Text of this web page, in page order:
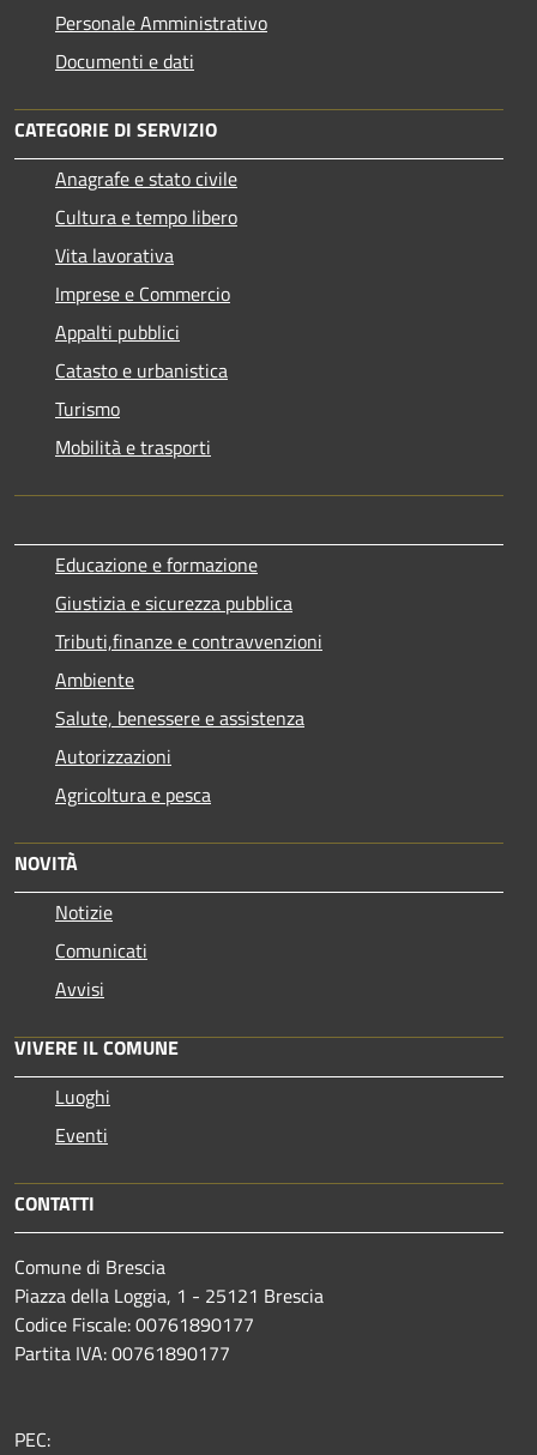
Personale Amministrativo
Documenti e dati
CATEGORIE DI SERVIZIO
Anagrafe e stato civile
Cultura e tempo libero
Vita lavorativa
Imprese e Commercio
Appalti pubblici
Catasto e urbanistica
Turismo
Mobilità e trasporti
Educazione e formazione
Giustizia e sicurezza pubblica
Tributi,finanze e contravvenzioni
Ambiente
Salute, benessere e assistenza
Autorizzazioni
Agricoltura e pesca
NOVITÀ
Notizie
Comunicati
Avvisi
VIVERE IL COMUNE
Luoghi
Eventi
CONTATTI
Comune di Brescia
Piazza della Loggia, 1 - 25121 Brescia
Codice Fiscale: 00761890177
Partita IVA: 00761890177
PEC: